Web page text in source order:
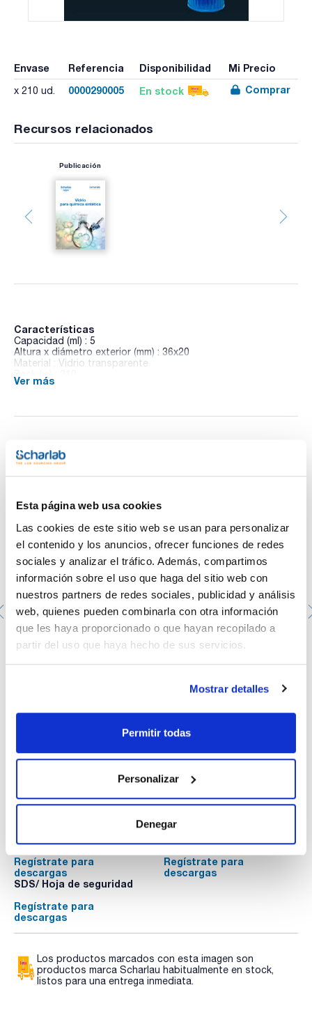
Esta página web usa cookies
Las cookies de este sitio web se usan para personalizar
el contenido y los anuncios, ofrecer funciones de redes
sociales y analizar el tráfico. Además, compartimos
información sobre el uso que haga del sitio web con
nuestros partners de redes sociales, publicidad y análisis
web, quienes pueden combinarla con otra información
que les haya proporcionado o que hayan recopilado a
partir del uso que haya hecho de sus servicios.
Mostrar detalles
Permitir todas
Personalizar
Denegar
Envase Referencia Disponibilidad Mi Precio
x 210 ud. 0000290005 En stock Comprar
Recursos relacionados
Publicación
Características
Capacidad (ml) : 5
Altura x diámetro exterior (mm) : 36x20
Material : Vidrio transparente
Ver más
Te puede interesar
Adaptador rota-viales, boca 29/32, rosca GL18,
completo
Mi precio
Documentación técnica
Regístrate para
descargas
Regístrate para
descargas
SDS/ Hoja de seguridad
Regístrate para
descargas
Los productos marcados con esta imagen son
productos marca Scharlau habitualmente en stock,
listos para una entrega inmediata.